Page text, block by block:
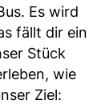
Es wird
fällt dir ein
Stück
wie
Ziel: